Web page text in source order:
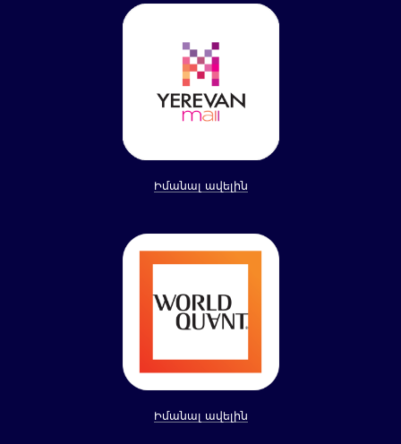
Իմանալ ավելին
Իմանալ ավելին